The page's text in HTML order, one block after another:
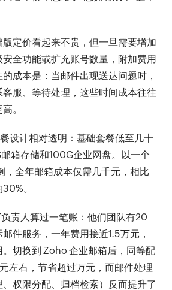
定价看起来不贵，但一旦需要增加
全功能或扩充账号数量，附加费用
成本是：当邮件出现送达问题时，
服、等待处理，这些时间成本往往
。
设计相对透明：基础套餐低至几十
箱存储和100G企业网盘。以一个
，全年邮箱成本仅需几千元，相比
。
责人算过一笔账：他们团队有20
件服务，一年费用接近1.5万元，
切换到 Zoho 企业邮箱后，同等配
左右，节省超过万元，而邮件处理
权限分配、归档检索）反而提升了